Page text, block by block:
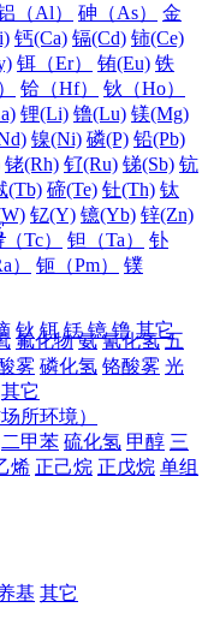
（Al） 砷（As）
金
钙(Ca) 镉(Cd) 铈(Ce)
铒（Er） 铕(Eu) 铁
铪（Hf）
钬（Ho）
锂(Li) 镥(Lu) 镁(Mg)
镍(Ni) 磷(P) 铅(Pb)
铑(Rh) 钌(Ru) 锑(Sb) 钪
(Tb) 碲(Te) 钍(Th) 钛
钇(Y) 镱(Yb) 锌(Zn)
Tc） 钽（Ta）
钋
） 钷（Pm）
镤
氟化物 氨 氰化氢 五
雾 磷化氢 铬酸雾 光
其它
所环境）
二甲苯 硫化氢 甲醇 三
烯 正己烷 正戊烷 单组
基 其它
钬 铒 铥 镱 镥 其它